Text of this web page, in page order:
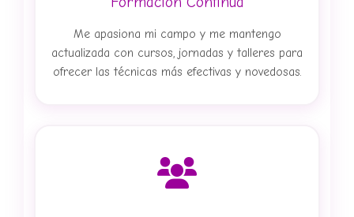
Me apasiona mi campo y me mantengo
actualizada con cursos, jornadas y talleres para
ofrecer las técnicas más efectivas y novedosas.